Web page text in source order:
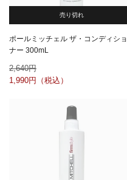
売り切れ
ポールミッチェル ザ・コンディショ
ナー 300mL
2,640
1,990